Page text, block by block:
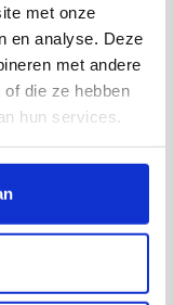
met onze
en analyse. Deze
met andere
die ze hebben
hun services.